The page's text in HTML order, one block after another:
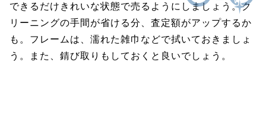
できるだけきれいな状態で売るようにしましょう。ク
リーニングの手間が省ける分、査定額がアップするか
も。フレームは、濡れた雑巾などで拭いておきましょ
う。また、錆び取りもしておくと良いでしょう。